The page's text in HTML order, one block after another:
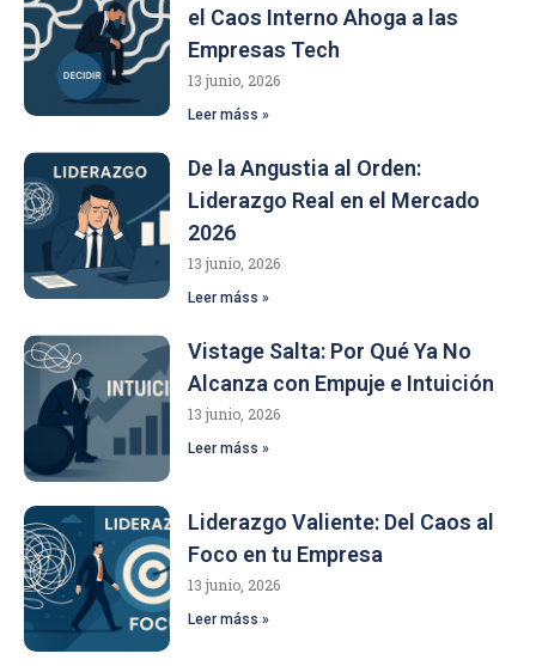
el Caos Interno Ahoga a las
Empresas Tech
13 junio, 2026
Leer máss »
De la Angustia al Orden:
Liderazgo Real en el Mercado
2026
13 junio, 2026
Leer máss »
Vistage Salta: Por Qué Ya No
Alcanza con Empuje e Intuición
13 junio, 2026
Leer máss »
Liderazgo Valiente: Del Caos al
Foco en tu Empresa
13 junio, 2026
Leer máss »